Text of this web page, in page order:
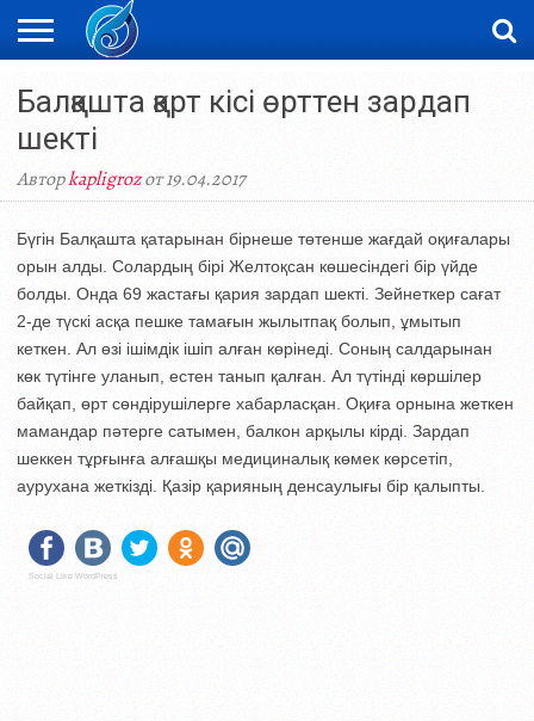
НОВОСТИ
ВИДЕО
ФОТОРЕПОРТАЖИ
ОРКЕН
LIVETV
Балқашта қарт кісі өрттен зардап
шекті
Авторkapligrozот 19.04.2017
Бүгін Балқашта қатарынан бірнеше төтенше жағдай оқиғалары
орын алды. Солардың бірі Желтоқсан көшесіндегі бір үйде
болды. Онда 69 жастағы қария зардап шекті. Зейнеткер сағат
2-де түскі асқа пешке тамағын жылытпақ болып, ұмытып
кеткен. Ал өзі ішімдік ішіп алған көрінеді. Соның салдарынан
көк түтінге уланып, естен танып қалған. Ал түтінді көршілер
байқап, өрт сөндірушілерге хабарласқан. Оқиға орнына жеткен
мамандар пәтерге сатымен, балкон арқылы кірді. Зардап
шеккен тұрғынға алғашқы медициналық көмек көрсетіп,
аурухана жеткізді. Қазір қарияның денсаулығы бір қалыпты.
Social Like WordPress